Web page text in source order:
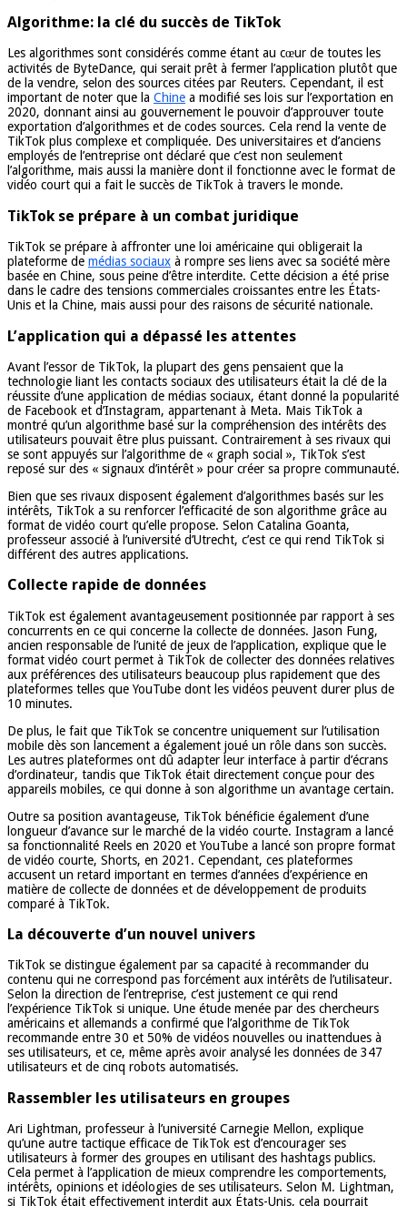
Algorithme: la clé du succès de TikTok
Les algorithmes sont considérés comme étant au cœur de toutes les
activités de ByteDance, qui serait prêt à fermer l’application plutôt que
de la vendre, selon des sources citées par Reuters. Cependant, il est
important de noter que la Chine a modifié ses lois sur l’exportation en
2020, donnant ainsi au gouvernement le pouvoir d’approuver toute
exportation d’algorithmes et de codes sources. Cela rend la vente de
TikTok plus complexe et compliquée. Des universitaires et d’anciens
employés de l’entreprise ont déclaré que c’est non seulement
l’algorithme, mais aussi la manière dont il fonctionne avec le format de
vidéo court qui a fait le succès de TikTok à travers le monde.
TikTok se prépare à un combat juridique
TikTok se prépare à affronter une loi américaine qui obligerait la
plateforme de médias sociaux à rompre ses liens avec sa société mère
basée en Chine, sous peine d’être interdite. Cette décision a été prise
dans le cadre des tensions commerciales croissantes entre les États-
Unis et la Chine, mais aussi pour des raisons de sécurité nationale.
L’application qui a dépassé les attentes
Avant l’essor de TikTok, la plupart des gens pensaient que la
technologie liant les contacts sociaux des utilisateurs était la clé de la
réussite d’une application de médias sociaux, étant donné la popularité
de Facebook et d’Instagram, appartenant à Meta. Mais TikTok a
montré qu’un algorithme basé sur la compréhension des intérêts des
utilisateurs pouvait être plus puissant. Contrairement à ses rivaux qui
se sont appuyés sur l’algorithme de « graph social », TikTok s’est
reposé sur des « signaux d’intérêt » pour créer sa propre communauté.
Bien que ses rivaux disposent également d’algorithmes basés sur les
intérêts, TikTok a su renforcer l’efficacité de son algorithme grâce au
format de vidéo court qu’elle propose. Selon Catalina Goanta,
professeur associé à l’université d’Utrecht, c’est ce qui rend TikTok si
différent des autres applications.
Collecte rapide de données
TikTok est également avantageusement positionnée par rapport à ses
concurrents en ce qui concerne la collecte de données. Jason Fung,
ancien responsable de l’unité de jeux de l’application, explique que le
format vidéo court permet à TikTok de collecter des données relatives
aux préférences des utilisateurs beaucoup plus rapidement que des
plateformes telles que YouTube dont les vidéos peuvent durer plus de
10 minutes.
De plus, le fait que TikTok se concentre uniquement sur l’utilisation
mobile dès son lancement a également joué un rôle dans son succès.
Les autres plateformes ont dû adapter leur interface à partir d’écrans
d’ordinateur, tandis que TikTok était directement conçue pour des
appareils mobiles, ce qui donne à son algorithme un avantage certain.
Outre sa position avantageuse, TikTok bénéficie également d’une
longueur d’avance sur le marché de la vidéo courte. Instagram a lancé
sa fonctionnalité Reels en 2020 et YouTube a lancé son propre format
de vidéo courte, Shorts, en 2021. Cependant, ces plateformes
accusent un retard important en termes d’années d’expérience en
matière de collecte de données et de développement de produits
comparé à TikTok.
La découverte d’un nouvel univers
TikTok se distingue également par sa capacité à recommander du
contenu qui ne correspond pas forcément aux intérêts de l’utilisateur.
Selon la direction de l’entreprise, c’est justement ce qui rend
l’expérience TikTok si unique. Une étude menée par des chercheurs
américains et allemands a confirmé que l’algorithme de TikTok
recommande entre 30 et 50% de vidéos nouvelles ou inattendues à
ses utilisateurs, et ce, même après avoir analysé les données de 347
utilisateurs et de cinq robots automatisés.
Rassembler les utilisateurs en groupes
Ari Lightman, professeur à l’université Carnegie Mellon, explique
qu’une autre tactique efficace de TikTok est d’encourager ses
utilisateurs à former des groupes en utilisant des hashtags publics.
Cela permet à l’application de mieux comprendre les comportements,
intérêts, opinions et idéologies de ses utilisateurs. Selon M. Lightman,
si TikTok était effectivement interdit aux États-Unis, cela pourrait